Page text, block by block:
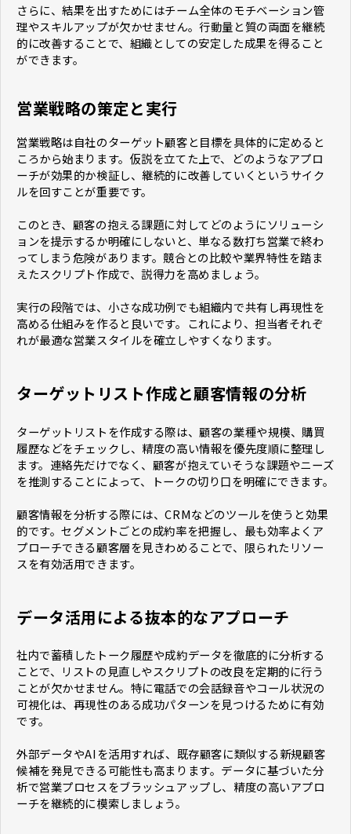
さらに、結果を出すためにはチーム全体のモチベーション管
理やスキルアップが欠かせません。行動量と質の両面を継続
的に改善することで、組織としての安定した成果を得ること
ができます。
営業戦略の策定と実行
営業戦略は自社のターゲット顧客と目標を具体的に定めると
ころから始まります。仮説を立てた上で、どのようなアプロ
ーチが効果的か検証し、継続的に改善していくというサイク
ルを回すことが重要です。
このとき、顧客の抱える課題に対してどのようにソリューシ
ョンを提示するか明確にしないと、単なる数打ち営業で終わ
ってしまう危険があります。競合との比較や業界特性を踏ま
えたスクリプト作成で、説得力を高めましょう。
実行の段階では、小さな成功例でも組織内で共有し再現性を
高める仕組みを作ると良いです。これにより、担当者それぞ
れが最適な営業スタイルを確立しやすくなります。
ターゲットリスト作成と顧客情報の分析
ターゲットリストを作成する際は、顧客の業種や規模、購買
履歴などをチェックし、精度の高い情報を優先度順に整理し
ます。連絡先だけでなく、顧客が抱えていそうな課題やニーズ
を推測することによって、トークの切り口を明確にできます。
顧客情報を分析する際には、CRMなどのツールを使うと効果
的です。セグメントごとの成約率を把握し、最も効率よくア
プローチできる顧客層を見きわめることで、限られたリソー
スを有効活用できます。
データ活用による抜本的なアプローチ
社内で蓄積したトーク履歴や成約データを徹底的に分析する
ことで、リストの見直しやスクリプトの改良を定期的に行う
ことが欠かせません。特に電話での会話録音やコール状況の
可視化は、再現性のある成功パターンを見つけるために有効
です。
外部データやAIを活用すれば、既存顧客に類似する新規顧客
候補を発見できる可能性も高まります。データに基づいた分
析で営業プロセスをブラッシュアップし、精度の高いアプロ
ーチを継続的に模索しましょう。